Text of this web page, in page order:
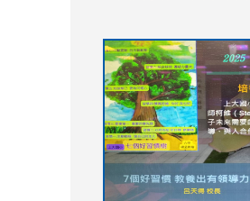
usp=sharing
to
https://
usp=sharing
to
https://